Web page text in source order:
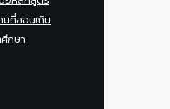
นที่สอนเกิน
กษา